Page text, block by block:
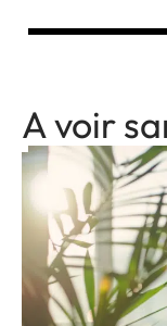
A voir